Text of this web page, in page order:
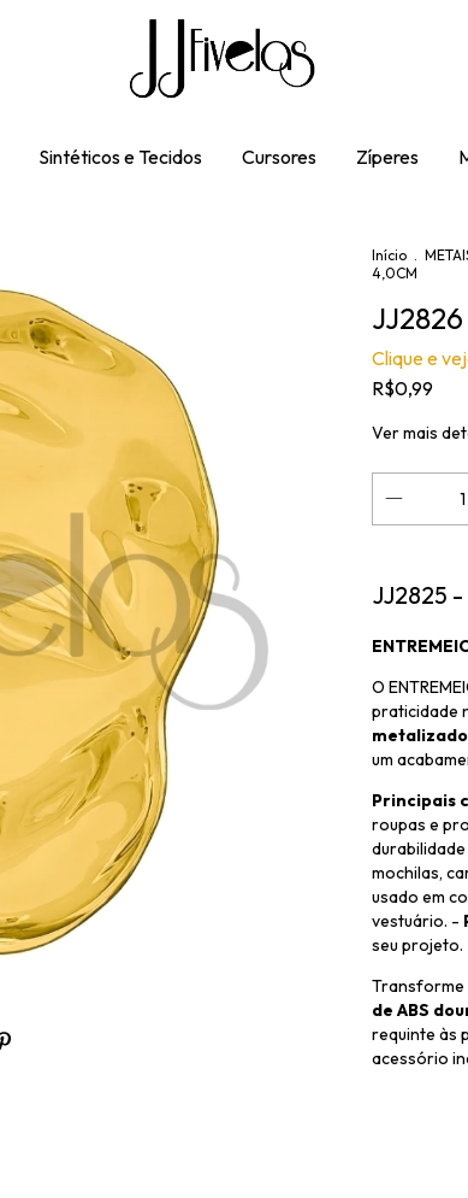
Sintéticos e Tecidos Cursores Zíperes
Início .
4,0CM
Clique e
R$0,99
Ver mais
JJ2825
O
praticidade
um
Principais
roupas e
mochilas,
usado em
vestuário. -
seu projeto.
Transforme
de ABS
requinte às
acessório